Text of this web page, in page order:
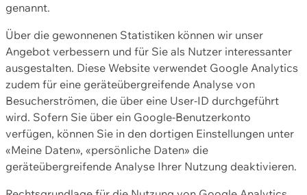
genannt.
Über die gewonnenen Statistiken können wir unser
Angebot verbessern und für Sie als Nutzer interessanter
ausgestalten. Diese Website verwendet Google Analytics
zudem für eine geräteübergreifende Analyse von
Besucherströmen, die über eine User-ID durchgeführt
wird. Sofern Sie über ein Google-Benutzerkonto
verfügen, können Sie in den dortigen Einstellungen unter
«Meine Daten», «persönliche Daten» die
geräteübergreifende Analyse Ihrer Nutzung deaktivieren.